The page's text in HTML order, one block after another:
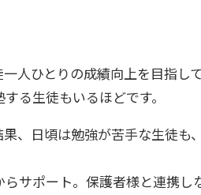
人ひとりの成績向上を目指
る生徒もいるほどです。
、日頃は勉強が苦手な生徒
サポート。保護者様と連携